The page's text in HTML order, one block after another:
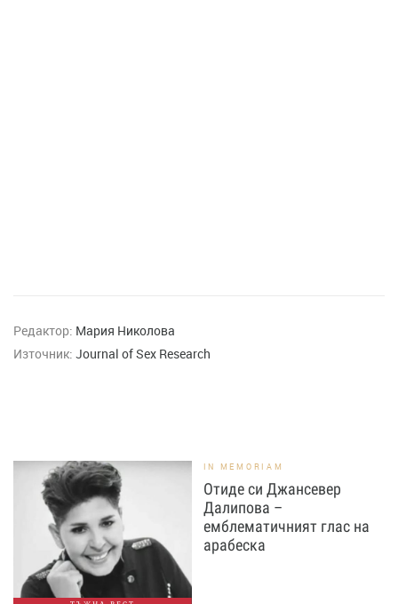
Редактор: Мария Николова
Източник: Journal of Sex Research
IN MEMORIAM
Отиде си Джансевер
Далипова –
емблематичният глас на
арабеска